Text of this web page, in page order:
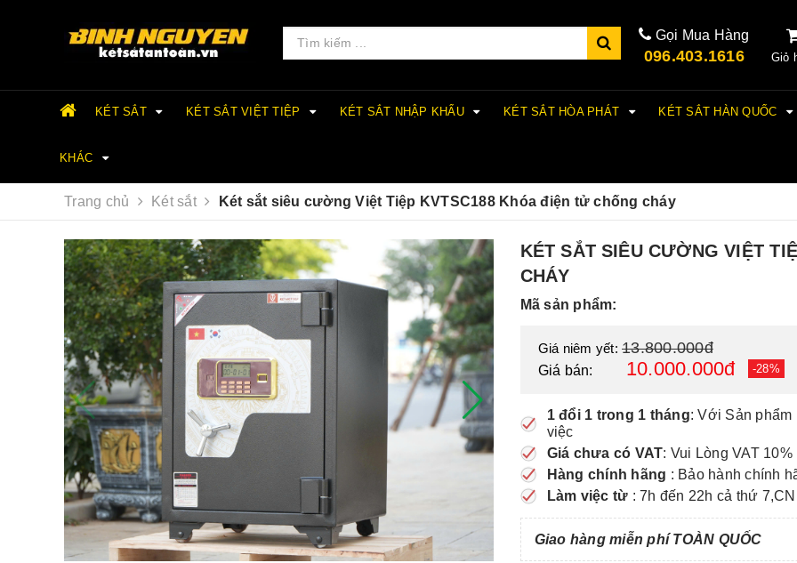
Gọi Mua Hàng
096.403.1616 Giỏ
KÉT SẮT KÉT SẮT VIỆT TIỆP KÉT SẮT NHẬP KHẨU KÉT SẮT HÒA PHÁT KÉT SẮT HÀN QUỐC
KHÁC
Trang chủ Két sắt Két sắt siêu cường Việt Tiệp KVTSC188 Khóa điện tử chống cháy
KÉT SẮT SIÊU CƯỜNG VIỆT
CHÁY
Mã sản phẩm:
Giá niêm yết: 13.800.000đ
Giá bán: 10.000.000đ -28%
1 đổi 1 trong 1 tháng: Với Sản phẩm
việc
Giá chưa có VAT: Vui Lòng VAT
Hàng chính hãng : Bảo hành chính
Làm việc từ : 7h đến 22h cả thứ
Giao hàng miễn phí TOÀN QUỐC